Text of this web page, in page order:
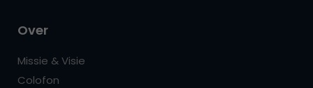
Over
Missie & Visie
Colofon